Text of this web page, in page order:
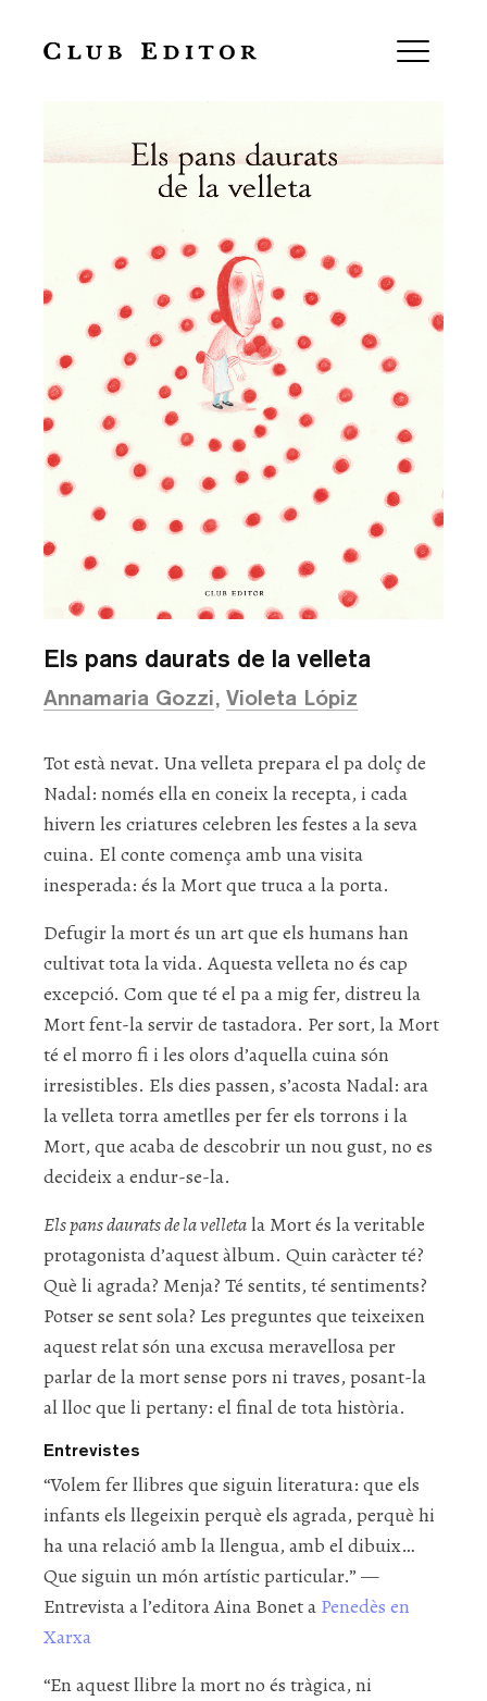
Els pans daurats de la velleta
Annamaria Gozzi Violeta Lópiz
Totestà nevat. Una velleta prepara el pa dolç de
Nadal: només ella en coneix la recepta, i cada
hivern les criatures celebren les festes a la seva
cuina. El conte comença amb una visita
inesperada: és la Mort que truca a la porta.
Defugir la mort és un art que els humans han
cultivat tota la vida. Aquesta velleta no és cap
excepció. Com que té el pa a mig fer, distreu la
Mort fent-la servir de tastadora. Per sort, la Mort
té el morro fi i les olors d’aquella cuina són
irresistibles. Els dies passen, s’acosta Nadal: ara
la velleta torra ametlles per fer els torrons i la
Mort, que acaba de descobrir un nou gust, no es
decideix a endur-se-la.
Els pans dauratsde la velletala Mort és la veritable
protagonista d’aquest àlbum. Quin caràcter té?
Què li agrada? Menja? Té sentits, té sentiments?
Potser se sent sola? Les preguntes que teixeixen
aquest relat són una excusa meravellosa per
parlar de la mort sense pors ni traves, posant-la
al lloc que li pertany: el final de tota història.
Entrevistes
“Volem fer llibres que siguin literatura: que els
infants els llegeixin perquè els agrada, perquè hi
ha una relació amb la llengua, amb el dibuix…
Que siguin un món artístic particular.” —
Entrevista a l’editora Aina Bonet a Penedès en
Xarxa
“En aquest llibre la mort no és tràgica, ni